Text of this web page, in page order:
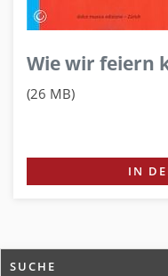
Wie wir feiern
(26 MB)
IN
SUCHE